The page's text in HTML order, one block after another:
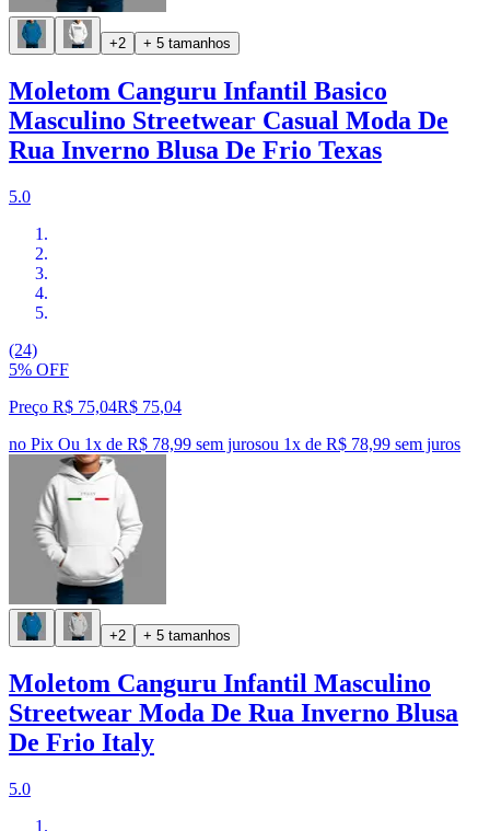
+2 + 5 tamanhos
Moletom Canguru Infantil Basico
Masculino Streetwear Casual Moda De
Rua Inverno Blusa De Frio Texas
5.0
(24)
5% OFF
Preço R$ 75,04R$ 75,04
no Pix Ou 1x de R$ 78,99 sem jurosou 1x de R$ 78,99 sem juros
+2 + 5 tamanhos
Moletom Canguru Infantil Masculino
Streetwear Moda De Rua Inverno Blusa
De Frio Italy
5.0